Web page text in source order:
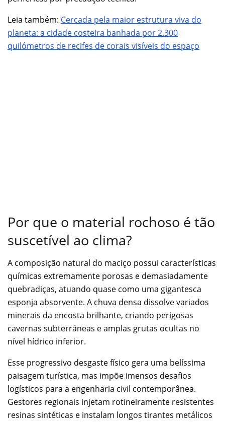
Leia também: Cercada pela maior estrutura viva do
planeta: a cidade costeira banhada por 2.300
quilómetros de recifes de corais visíveis do espaço
Por que o material rochoso é tão
suscetível ao clima?
A composição natural do maciço possui características
químicas extremamente porosas e demasiadamente
quebradiças, atuando quase como uma gigantesca
esponja absorvente. A chuva densa dissolve variados
minerais da encosta brilhante, criando perigosas
cavernas subterrâneas e amplas grutas ocultas no
nível hídrico inferior.
Esse progressivo desgaste físico gera uma belíssima
paisagem turística, mas impõe imensos desafios
logísticos para a engenharia civil contemporânea.
Gestores regionais injetam rotineiramente resistentes
resinas sintéticas e instalam longos tirantes metálicos